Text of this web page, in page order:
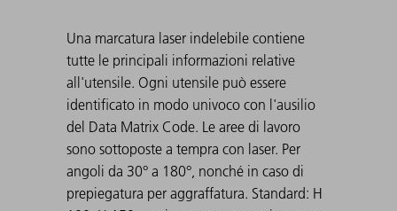
Una marcatura laser indelebile contiene
tutte le principali informazioni relative
all'utensile. Ogni utensile può essere
identificato in modo univoco con l'ausilio
del Data Matrix Code. Le aree di lavoro
sono sottoposte a tempra con laser. Per
angoli da 30° a 180°, nonché in caso di
prepiegatura per aggraffatura. Standard: H